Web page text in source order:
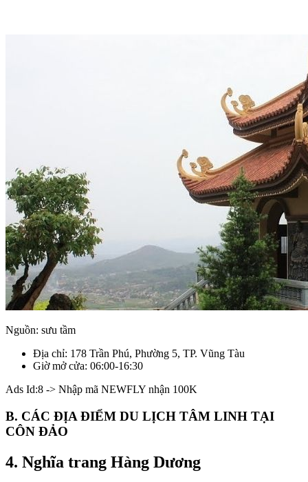
Nguồn: sưu tầm
Địa chỉ: 178 Trần Phú, Phường 5, TP. Vũng Tàu
Giờ mở cửa: 06:00-16:30
Ads Id:8 -> Nhập mã NEWFLY nhận 100K
B. CÁC ĐỊA ĐIỂM DU LỊCH TÂM LINH TẠI
CÔN ĐẢO
4. Nghĩa trang Hàng Dương